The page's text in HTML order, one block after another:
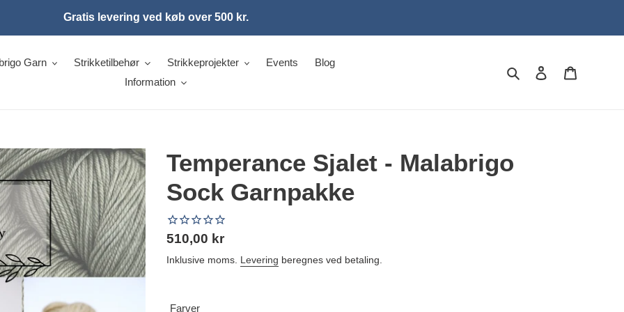
Gratis levering ved køb over 500 kr.
Garn Strikketilbehør Strikkeprojekter Events
Blog
Information
Søg Log ind
Temperance Sjalet - Malabrigo
Sock Garnpakke
Normalpris
510,00 kr
Inklusive moms. Levering beregnes ved betaling.
Farver